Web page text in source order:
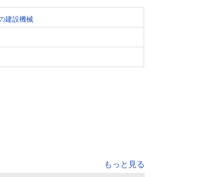
建設機械
もっと見る